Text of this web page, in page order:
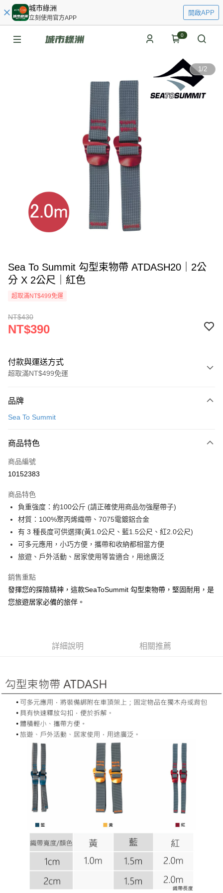
城市綠洲
立刻使用官方APP
開啟APP
0
1/2
Sea To Summit 勾型束物帶 ATDASH20｜2公
分 X 2公尺｜紅色
超取滿NT$499免運
NT$430
NT$390
付款與運送方式
超取滿NT$499免運
信用卡一次付款
LINE Pay
Apple Pay
悠遊付
Google Pay
全盈+PAY
大哥付你分期
【大哥付你分期使用說明】
1.本服務由台灣大哥大提供，台灣大哥大用戶可立即使用無須另外申請。
2.付款方式選擇「大哥付你分期」，訂單成立後會自動跳轉到大哥付的交易
流程，驗證手機門號後，選擇欲分期的期數、繳款截止日，確認付款後即完
消。如遇「轉專審核」未通過狀況，表示未達大哥付你分期系統評分，恕無
法說明評估內容。
2.透過簡訊連結打開帳單後，可選擇「超商條碼／台灣大直營門市／銀行轉
帳／街口支付／iPASS MONEY」等通路繳費。
【注意事項】
1.本服務係由「台灣大哥大股份有限公司」（以下簡稱本公司）所提供，讓
用戶於交易時，得透過本服務購買商品或服務，並由商店將買賣／分期付款
買賣價金債權讓與本公司後，依約使用本公司帳單繳交帳款。
2.基於同意付款使用「大哥付你分期」之契約關係目的，商店將以您的個人
資料（包含姓名、電話或地址）提供予台灣大哥大進項蒐集、處理及利用，
由本公司與您本人進行分期帳單所需資料之確認、核對及更正。
3.完整用戶服務條款，請詳閱以下連結：https://oppay.tw/userRule
AFTEE先享後付
相關說明
２．便利：只要手機號碼，簡訊認證，即可結帳。
１．於結帳方式選擇「AFTEE先享後付」後，將跳轉至「AFTEE先享後付」
結帳頁面，進行簡訊認證並確認金額後，即可完成結帳。
２．訂單成立數日內，您將收到繳費通知簡訊。
３．收到繳費通知簡訊後14天內，點擊此簡訊中的連結，可透過四大超商／
ATM／網路銀行／等多元方式進行付款，方視為交易完成。
※ 請注意：結帳手續完成當下不需立刻繳費，但若您需要取消訂單，請聯絡
購買商品的店家。未經商家同意取消之訂單仍視為有效，需透過AFTEE先享
後付繳納相關費用。
※ 交易是否成功請以「AFTEE先享後付 」之結帳頁面顯示為準，若有關於
是否繳費成功／繳費後需取消欲退款等相關疑問，請聯繫「AFTEE先享後付
客戶支援中心」
https://netprotections.freshdesk.com/support/home
【注意事項】
１．透過由恩沛科技股份有限公司提供之「AFTEE先享後付」服務完成之交
易，需依本服務之必要範圍內提供個人資料，並將交易相關給付款項請求債
權轉讓予恩沛科技股份有限公司。
２．關於個人資料處理事宜，請瀏覽以下網址：
https://aftee.tw/terms/#terms3
３．未成年的使用者請事先徵得法定代理人或監護人之同意方可使用
「AFTEE先享後付」，若未經同意申辦者引起之損失，本公司不負相關責
時審查核予不同之上限額度；若仍有額度不足之情形，本公司將視審查結果
請求用戶進行身份認證。
每筆NT$60，滿NT$499(含以上)免運費
7-11取貨付款
每筆NT$60，滿NT$799(含以上)免運費
宅配
每筆NT$100，滿NT$799(含以上)免運費
付款後門市自取
貨到付款
每筆NT$130，滿NT$3,000(含以上)免運費
品牌
Sea To Summit
商品特色
商品編號
10152383
商品特色
負重強度：約100公斤 (請正確使用商品勿強壓帶子)
材質：100%聚丙烯織帶、7075電鍍鋁合金
有 3 種長度可供選擇(黃1.0公尺、藍1.5公尺、紅2.0公尺)
可多元應用，小巧方便，攜帶和收納都相當方便
旅遊、戶外活動、居家使用等皆適合，用途廣泛
銷售重點
發揮您的探險精神，這款SeaToSummit 勾型束物帶，堅固耐用，是
您旅遊居家必備的旅伴。
詳細說明 相關推薦